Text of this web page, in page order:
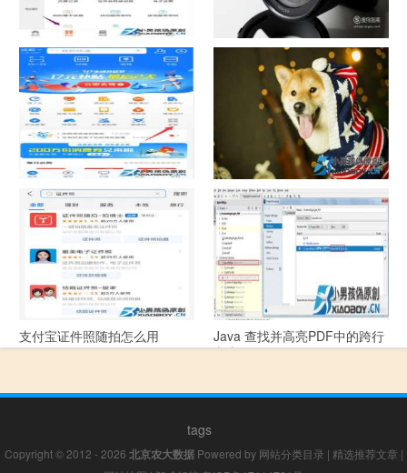
中国联通手机营业厅销户操作
指引
摄影作品的欣赏方法
支付宝怎么拍违章挣钱？
宠物定位器app开发可以解决哪
些问题？
支付宝证件照随拍怎么用
Java 查找并高亮PDF中的跨行
文本
tags
Copyright © 2012 - 2026 北京农大数据Powered by 网站分类目录 | 精选推荐文章 |